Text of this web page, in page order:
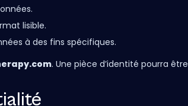
lisible.
à des fins spécifiques.
. Une pièce d’identité pourra